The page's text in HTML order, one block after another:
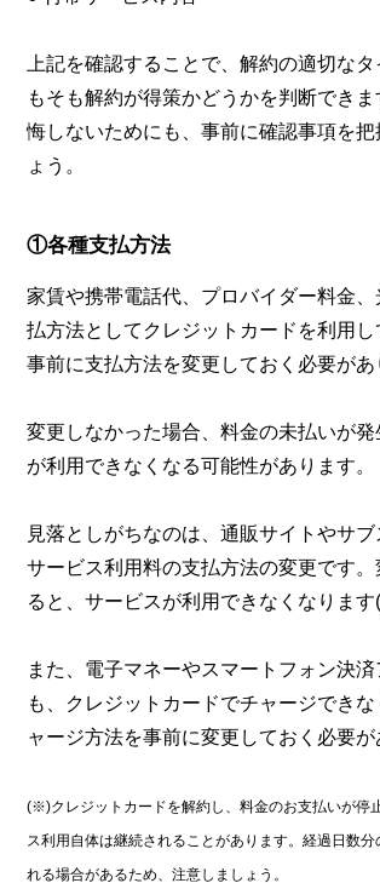
上記を確認することで、解約の適切な
もそも解約が得策かどうかを判断でき
悔しないためにも、事前に確認事項を把
ょう。
①各種支払方法
家賃や携帯電話代、プロバイダー料金
払方法としてクレジットカードを利用し
事前に支払方法を変更しておく必要があ
変更しなかった場合、料金の未払いが発
が利用できなくなる可能性があります。
見落としがちなのは、通販サイトやサ
サービス利用料の支払方法の変更です
ると、サービスが利用できなくなります
また、電子マネーやスマートフォン決
も、クレジットカードでチャージでき
ャージ方法を事前に変更しておく必要が
(※)クレジットカードを解約し、料金のお支払いが停
ス利用自体は継続されることがあります。経過日数分
れる場合があるため、注意しましょう。